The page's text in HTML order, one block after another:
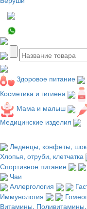
Здоровое питание
Косметика и гигиена
Мама и малыш
Медицинские изделия
Леденцы, конфеты,
Хлопья, отруби, клетчатка
Спортивное питание
Чаи
Аллергология
Иммунология
Витамины.